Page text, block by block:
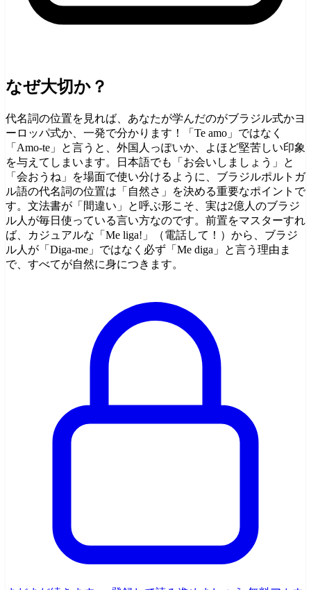
なぜ大切か？
代名詞の位置を見れば、あなたが学んだのがブラジル式かヨ
ーロッパ式か、一発で分かります！「Te amo」ではなく
「Amo-te」と言うと、外国人っぽいか、よほど堅苦しい印象
を与えてしまいます。日本語でも「お会いしましょう」と
「会おうね」を場面で使い分けるように、ブラジルポルトガ
ル語の代名詞の位置は「自然さ」を決める重要なポイントで
す。文法書が「間違い」と呼ぶ形こそ、実は2億人のブラジ
ル人が毎日使っている言い方なのです。前置をマスターすれ
ば、カジュアルな「Me liga!」（電話して！）から、ブラジ
ル人が「Diga-me」ではなく必ず「Me diga」と言う理由ま
で、すべてが自然に身につきます。